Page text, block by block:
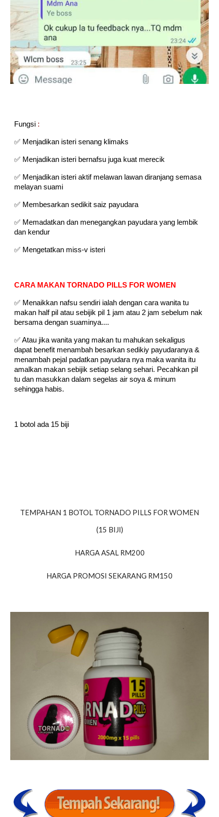
Fungsi :
✅ Menjadikan isteri senang klimaks
✅ Menjadikan isteri bernafsu juga kuat merecik
✅ Menjadikan isteri aktif melawan lawan diranjang semasa
melayan suami
✅ Membesarkan sedikit saiz payudara
✅ Memadatkan dan menegangkan payudara yang lembik
dan kendur
✅ Mengetatkan miss-v isteri
CARA MAKAN TORNADO PILLS FOR WOMEN
✅ Menaikkan nafsu sendiri ialah dengan cara wanita tu
makan half pil atau sebijik pil 1 jam atau 2 jam sebelum nak
bersama dengan suaminya....
✅ Atau jika wanita yang makan tu mahukan sekaligus
dapat benefit menambah besarkan sedikiy payudaranya &
menambah pejal padatkan payudara nya maka wanita itu
amalkan makan sebijik setiap selang sehari. Pecahkan pil
tu dan masukkan dalam segelas air soya & minum
sehingga habis.
1 botol ada 15 biji
TEMPAHAN 1 BOTOL TORNADO PILLS FOR WOMEN
(15 BIJI)
HARGA ASAL RM200
HARGA PROMOSI SEKARANG RM150